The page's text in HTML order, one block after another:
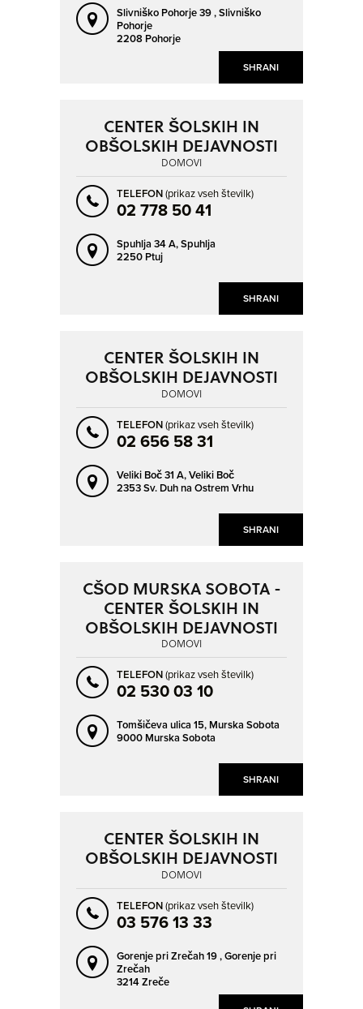
SHRANI
Slivniško Pohorje 39 ,Slivniško
Pohorje
2208 Pohorje
SHRANI
CENTER ŠOLSKIH IN
OBŠOLSKIH DEJAVNOSTI
DOMOVI
TELEFON(prikaz vseh številk)
02 778 50 41
Spuhlja 34 A,Spuhlja
2250 Ptuj
SHRANI
CENTER ŠOLSKIH IN
OBŠOLSKIH DEJAVNOSTI
DOMOVI
TELEFON(prikaz vseh številk)
02 656 58 31
Veliki Boč 31 A,Veliki Boč
2353 Sv. Duh na Ostrem Vrhu
SHRANI
CŠOD MURSKA SOBOTA -
CENTER ŠOLSKIH IN
OBŠOLSKIH DEJAVNOSTI
DOMOVI
TELEFON(prikaz vseh številk)
02 530 03 10
Tomšičeva ulica 15, Murska Sobota
9000 Murska Sobota
CENTER ŠOLSKIH IN
OBŠOLSKIH DEJAVNOSTI
DOMOVI
TELEFON(prikaz vseh številk)
03 576 13 33
Gorenje pri Zrečah 19 ,Gorenje pri
Zrečah
3214 Zreče